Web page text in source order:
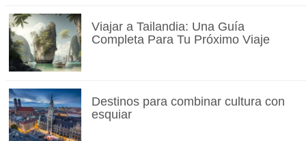
Viajar a Tailandia: Una Guía
Completa Para Tu Próximo Viaje
Destinos para combinar cultura con
esquiar